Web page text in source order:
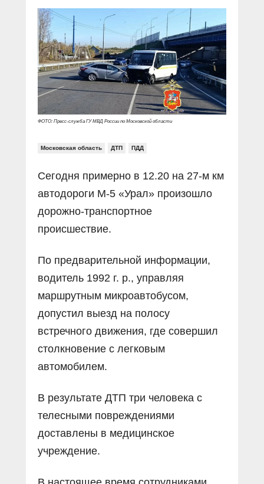
Документальные фильмы
В знании сила
Специальный репортаж
КиберПОСТОВОЙ
Газета «Щит и меч»
Журнал «Полиция России»
О ПОРТАЛЕ
Контакты
Вакансии
ФОТО: Пресс-служба ГУ МВД России по Московской области
Московская область ДТП ПДД
Сегодня примерно в 12.20 на 27-м км
автодороги М-5 «Урал» произошло
дорожно-транспортное
происшествие.
По предварительной информации,
водитель 1992 г. р., управляя
маршрутным микроавтобусом,
допустил выезд на полосу
встречного движения, где совершил
столкновение с легковым
автомобилем.
В результате ДТП три человека с
телесными повреждениями
доставлены в медицинское
учреждение.